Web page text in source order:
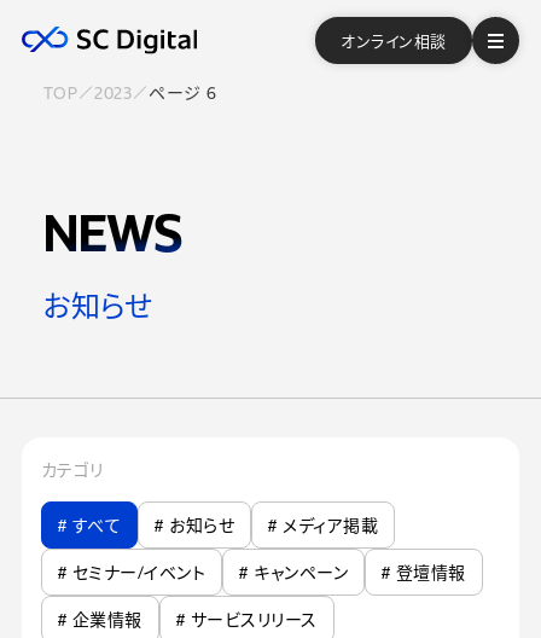
オンライン相談
TOP 2023 ページ 6
NEWS
お知らせ
カテゴリ
# すべて # お知らせ # メディア掲載
# セミナー/イベント # キャンペーン # 登壇情報
# 企業情報 # サービスリリース